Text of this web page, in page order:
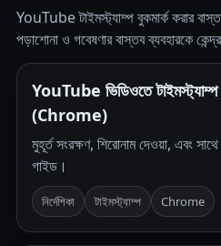
YouTube টাইমস্ট্যাম্প বুকমার্ক করার
পড়াশোনা ও গবেষণার বাস্তব ব্যবহারকে
YouTube ভিডিওতে টাইমস্ট্যাম্প
(Chrome)
মুহূর্ত সংরক্ষণ, শিরোনাম দেওয়া, এবং
গাইড।
নির্দেশিকা টাইমস্ট্যাম্প Chrome